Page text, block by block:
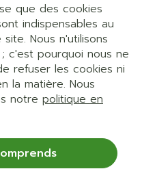
que des cookies
indispensables au
Nous n'utilisons
c'est pourquoi nous ne
refuser les cookies ni
la matière. Nous
notre politique en